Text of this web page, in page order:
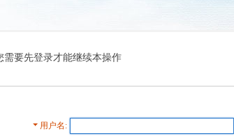
需要先登录才能继续本操作
用户名